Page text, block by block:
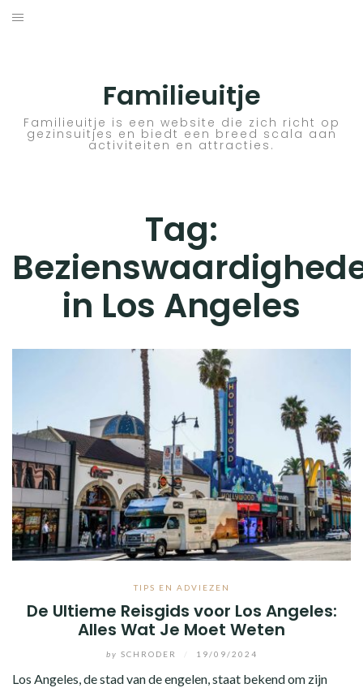
Skip
Familieuitje
Familieuitje is een website die zich richt op
gezinsuitjes en biedt een breed scala aan
activiteiten en attracties.
Tag:
in Los Angeles
TIPS EN ADVIEZEN
De Ultieme Reisgids voor Los Angeles:
Alles Wat Je Moet Weten
by SCHRODER 19/09/2024
Los Angeles, de stad van de engelen, staat bekend om zijn
HOTELTIPS